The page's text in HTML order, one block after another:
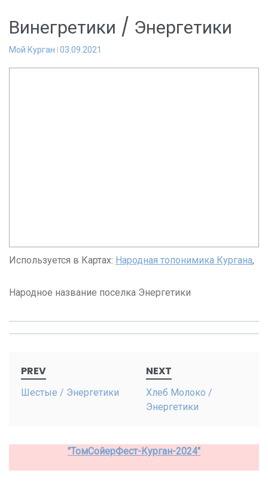
Винегретики / Энергетики
Мой Курган 03.09.2021
Используется в Картах: Народная топонимика Кургана,
Народное название поселка Энергетики
navigation
PREV
Шестые / Энергетики
NEXT
Хлеб Молоко /
Энергетики
"ТомСойерФест-Курган-2024"